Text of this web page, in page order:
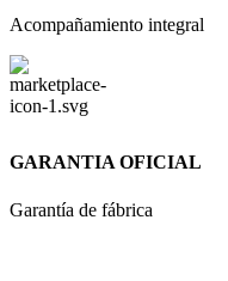
Acompañamiento integral
GARANTIA OFICIAL
Garantía de fábrica